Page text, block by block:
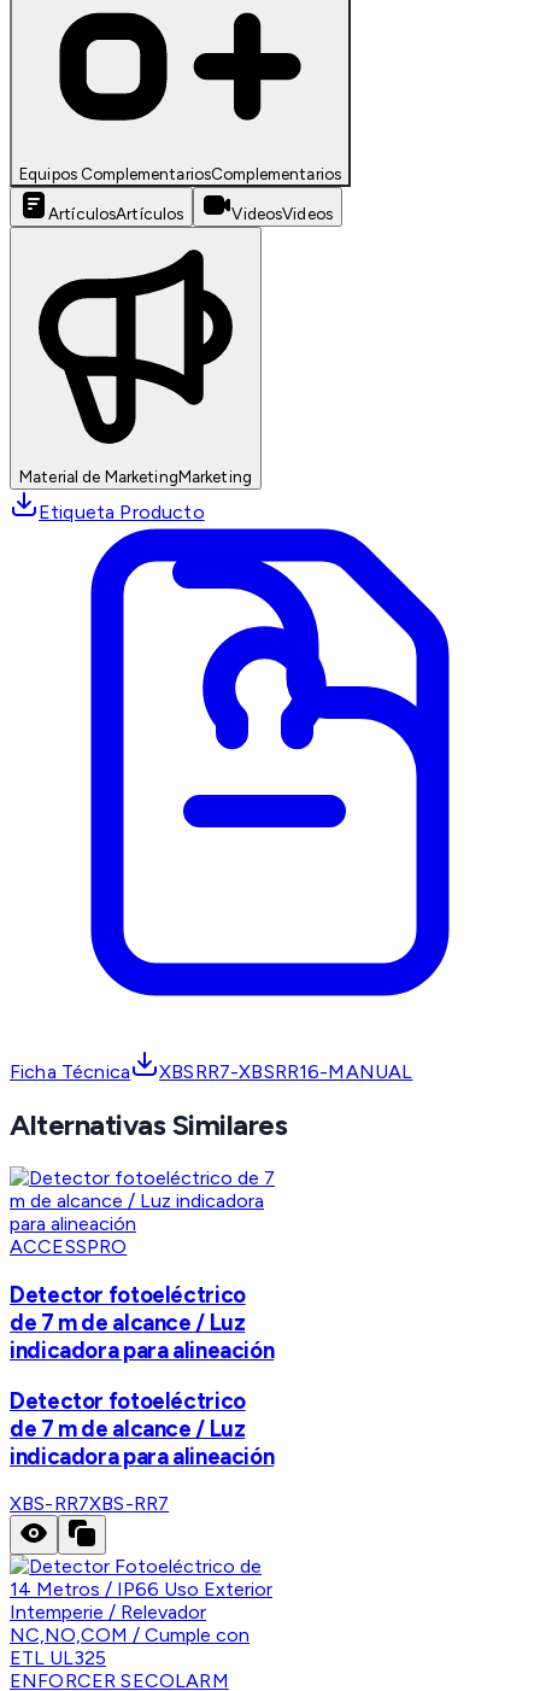
Equipos ComplementariosComplementarios
ArtículosArtículos VideosVideos
Material de MarketingMarketing
Etiqueta Producto
Ficha Técnica XBSRR7-XBSRR16-MANUAL
Alternativas Similares
ACCESSPRO
Detector fotoeléctrico
de 7 m de alcance / Luz
indicadora para alineación
Detector fotoeléctrico
de 7 m de alcance / Luz
indicadora para alineación
XBS-RR7XBS-RR7
ENFORCER SECOLARM